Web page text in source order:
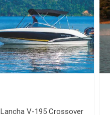
Lancha V-195 Crossover